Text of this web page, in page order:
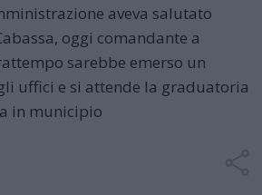
aveva salutato
oggi comandante a
sarebbe emerso un
uffici e si attende la graduatoria
in municipio